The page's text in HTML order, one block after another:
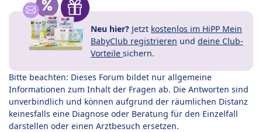
Neu hier? Jetzt kostenlos im HiPP Mein
BabyClub registrieren und deine Club-
Vorteile sichern.
Bitte beachten: Dieses Forum bildet nur allgemeine
Informationen zum Inhalt der Fragen ab. Die Antworten sind
unverbindlich und können aufgrund der räumlichen Distanz
keinesfalls eine Diagnose oder Beratung für den Einzelfall
darstellen oder einen Arztbesuch ersetzen.